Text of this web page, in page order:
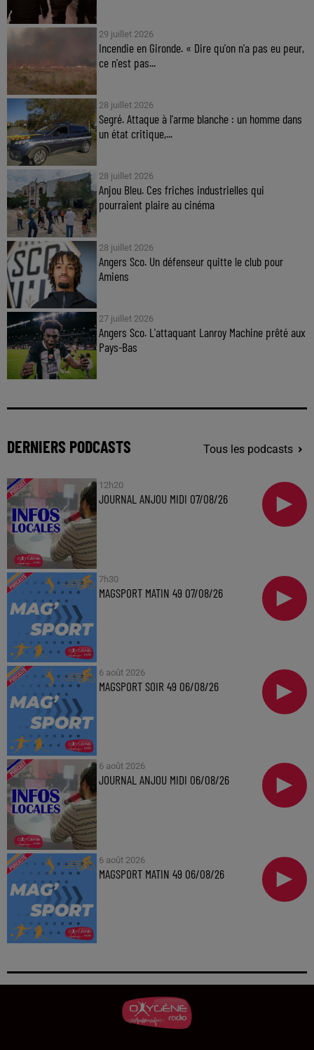
29 juillet 2026
Incendie en Gironde. « Dire qu'on n'a pas eu peur,
ce n'est pas...
28 juillet 2026
Segré. Attaque à l'arme blanche : un homme dans
un état critique,...
28 juillet 2026
Anjou Bleu. Ces friches industrielles qui
pourraient plaire au cinéma
28 juillet 2026
Angers Sco. Un défenseur quitte le club pour
Amiens
27 juillet 2026
Angers Sco. L'attaquant Lanroy Machine prêté aux
Pays-Bas
DERNIERS PODCASTS Tous les podcasts
12h20
JOURNAL ANJOU MIDI 07/08/26
7h30
MAGSPORT MATIN 49 07/08/26
6 août 2026
MAGSPORT SOIR 49 06/08/26
6 août 2026
JOURNAL ANJOU MIDI 06/08/26
6 août 2026
MAGSPORT MATIN 49 06/08/26